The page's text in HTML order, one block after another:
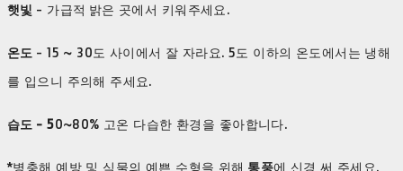
햇빛 - 가급적 밝은 곳에서 키워주세요.
온도 - 15 ~ 30도 사이에서 잘 자라요. 5도 이하의 온도에서는 냉해
를 입으니 주의해 주세요.
습도 - 50~80% 고온 다습한 환경을 좋아합니다.
*병충해 예방 및 식물의 예쁜 수형을 위해 통풍에 신경 써 주세요.